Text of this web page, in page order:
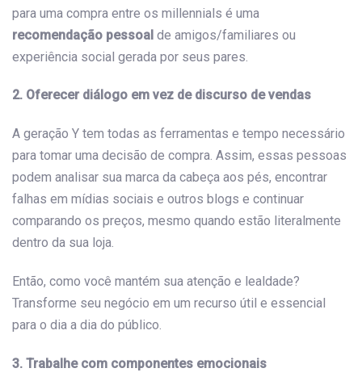
para uma compra entre os millennials é uma
recomendação pessoal de amigos/familiares ou
experiência social gerada por seus pares.
2. Oferecer diálogo em vez de discurso de vendas
A geração Y tem todas as ferramentas e tempo necessário
para tomar uma decisão de compra. Assim, essas pessoas
podem analisar sua marca da cabeça aos pés, encontrar
falhas em mídias sociais e outros blogs e continuar
comparando os preços, mesmo quando estão literalmente
dentro da sua loja.
Então, como você mantém sua atenção e lealdade?
Transforme seu negócio em um recurso útil e essencial
para o dia a dia do público.
3. Trabalhe com componentes emocionais